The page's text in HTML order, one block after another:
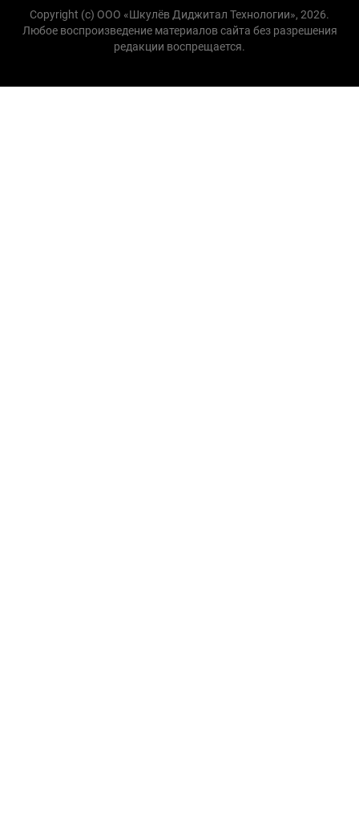
Copyright (с) ООО «Шкулёв Диджитал Технологии», 2026.
Любое воспроизведение материалов сайта без разрешения
редакции воспрещается.